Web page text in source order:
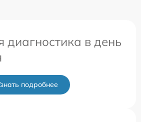
диагностика в день
подробнее